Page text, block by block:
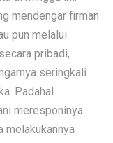
mendengar firman
pun melalui
pribadi,
seringkali
Padahal
meresponinya
melakukannya